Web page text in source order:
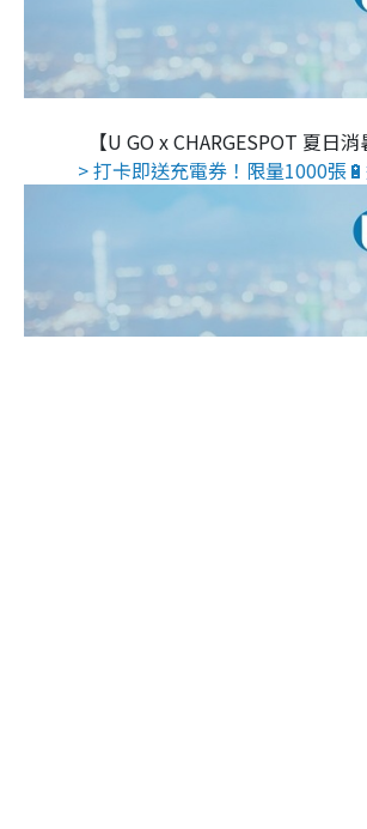
【U GO x CHARGESPOT 夏日消
> 打卡即送充電券！限量1000張